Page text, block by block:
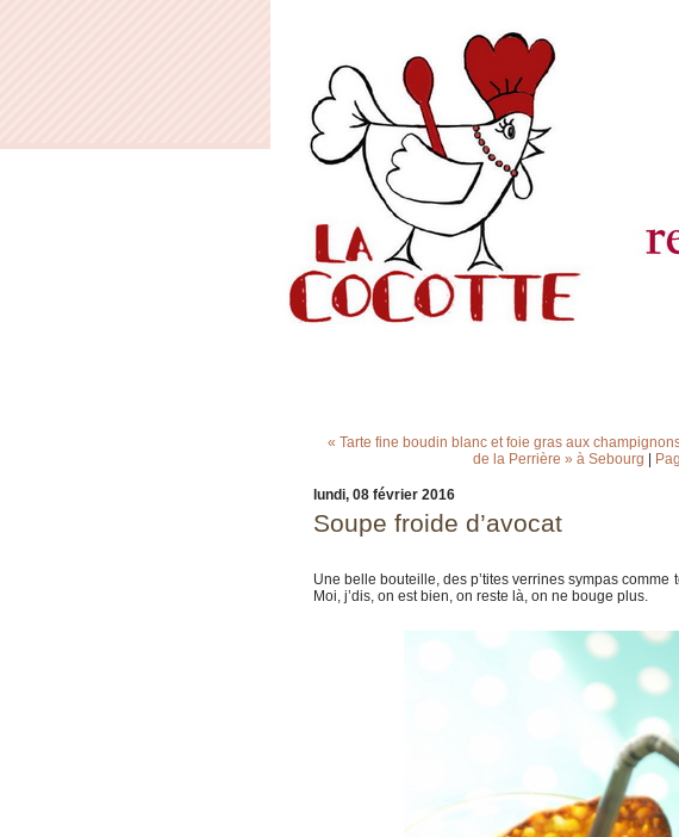
« Tarte fine boudin blanc et foie gras aux
de la Perrière » à Sebourg
lundi, 08 février 2016
Soupe froide d’avocat
Une belle bouteille, des p’tites verrines sympas comme
Moi, j’dis, on est bien, on reste là, on ne bouge plus.